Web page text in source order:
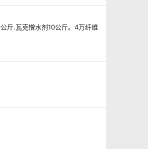
斤.瓦克憎水剂10公斤。4万纤维